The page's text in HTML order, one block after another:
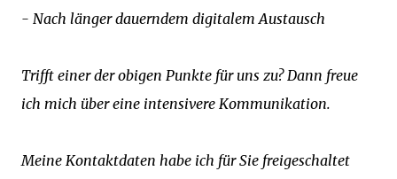
- Nach länger dauerndem digitalem Austausch
Trifft einer der obigen Punkte für uns zu? Dann freue
ich mich über eine intensivere Kommunikation.
Meine Kontaktdaten habe ich für Sie freigeschaltet